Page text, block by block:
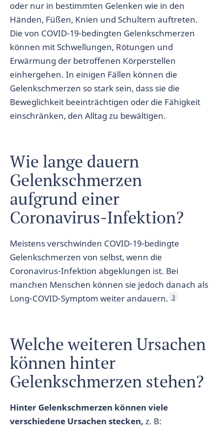
oder nur in bestimmten Gelenken wie in den
Händen, Füßen, Knien und Schultern auftreten.
Die von COVID-19-bedingten Gelenkschmerzen
können mit Schwellungen, Rötungen und
Erwärmung der betroffenen Körperstellen
einhergehen. In einigen Fällen können die
Gelenkschmerzen so stark sein, dass sie die
Beweglichkeit beeinträchtigen oder die Fähigkeit
einschränken, den Alltag zu bewältigen.
Wie lange dauern
Gelenkschmerzen
aufgrund einer
Coronavirus-Infektion?
Meistens verschwinden COVID-19-bedingte
Gelenkschmerzen von selbst, wenn die
Coronavirus-Infektion abgeklungen ist. Bei
manchen Menschen können sie jedoch danach als
Long-COVID-Symptom weiter andauern. 3
Welche weiteren Ursachen
können hinter
Gelenkschmerzen stehen?
Hinter Gelenkschmerzen können viele
verschiedene Ursachen stecken, z. B: